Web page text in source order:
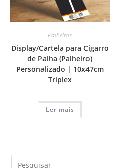
Palheiros
Display/Cartela para Cigarro
de Palha (Palheiro)
Personalizado | 10x47cm
Triplex
Ler mais